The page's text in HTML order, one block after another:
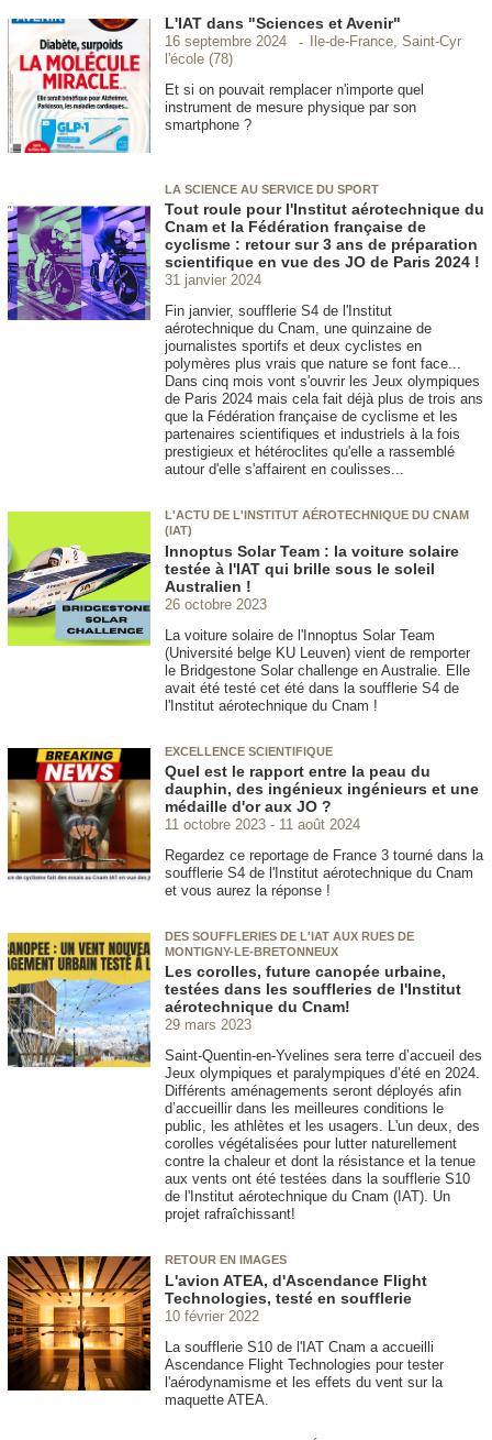
L'IAT dans "Sciences et Avenir"
16 septembre 2024
Ile-de-France, Saint-Cyr
l'école (78)
Et si on pouvait remplacer n'importe quel
instrument de mesure physique par son
smartphone ?
LA SCIENCE AU SERVICE DU SPORT
Tout roule pour l'Institut aérotechnique du
Cnam et la Fédération française de
cyclisme : retour sur 3 ans de préparation
scientifique en vue des JO de Paris 2024 !
31 janvier 2024
Fin janvier, soufflerie S4 de l'Institut
aérotechnique du Cnam, une quinzaine de
journalistes sportifs et deux cyclistes en
polymères plus vrais que nature se font face...
Dans cinq mois vont s'ouvrir les Jeux olympiques
de Paris 2024 mais cela fait déjà plus de trois ans
que la Fédération française de cyclisme et les
partenaires scientifiques et industriels à la fois
prestigieux et hétéroclites qu'elle a rassemblé
autour d'elle s'affairent en coulisses...
L'ACTU DE L'INSTITUT AÉROTECHNIQUE DU CNAM
(IAT)
Innoptus Solar Team : la voiture solaire
testée à l'IAT qui brille sous le soleil
Australien !
26 octobre 2023
La voiture solaire de l'Innoptus Solar Team
(Université belge KU Leuven) vient de remporter
le Bridgestone Solar challenge en Australie. Elle
avait été testé cet été dans la soufflerie S4 de
l'Institut aérotechnique du Cnam !
EXCELLENCE SCIENTIFIQUE
Quel est le rapport entre la peau du
dauphin, des ingénieux ingénieurs et une
médaille d'or aux JO ?
11 octobre 2023
11 août 2024
Regardez ce reportage de France 3 tourné dans la
soufflerie S4 de l'Institut aérotechnique du Cnam
et vous aurez la réponse !
DES SOUFFLERIES DE L'IAT AUX RUES DE
MONTIGNY-LE-BRETONNEUX
Les corolles, future canopée urbaine,
testées dans les souffleries de l'Institut
aérotechnique du Cnam!
29 mars 2023
Saint-Quentin-en-Yvelines sera terre d’accueil des
Jeux olympiques et paralympiques d’été en 2024.
Différents aménagements seront déployés afin
d’accueillir dans les meilleures conditions le
public, les athlètes et les usagers. L'un deux, des
corolles végétalisées pour lutter naturellement
contre la chaleur et dont la résistance et la tenue
aux vents ont été testées dans la soufflerie S10
de l'Institut aérotechnique du Cnam (IAT). Un
projet rafraîchissant!
RETOUR EN IMAGES
L'avion ATEA, d'Ascendance Flight
Technologies, testé en soufflerie
10 février 2022
La soufflerie S10 de l'IAT Cnam a accueilli
Ascendance Flight Technologies pour tester
l'aérodynamisme et les effets du vent sur la
maquette ATEA.